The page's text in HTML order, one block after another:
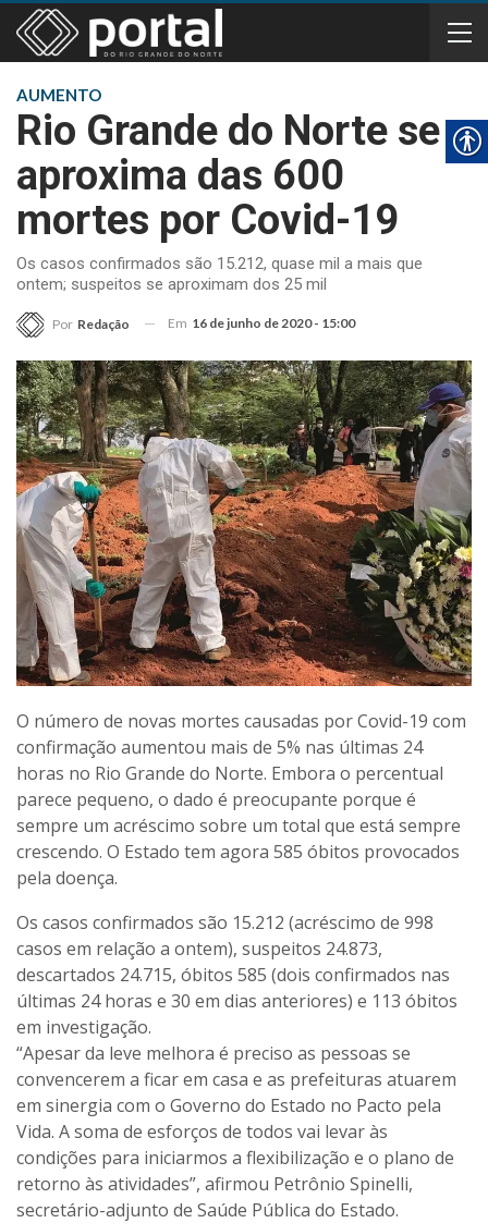
AUMENTO
Rio Grande do Norte se
aproxima das 600
mortes por Covid-19
Os casos confirmados são 15.212, quase mil a mais que
ontem; suspeitos se aproximam dos 25 mil
Por Redação Em 16 de junho de 2020 - 15:00
O número de novas mortes causadas por Covid-19 com
confirmação aumentou mais de 5% nas últimas 24
horas no Rio Grande do Norte. Embora o percentual
parece pequeno, o dado é preocupante porque é
sempre um acréscimo sobre um total que está sempre
crescendo. O Estado tem agora 585 óbitos provocados
pela doença.
Os casos confirmados são 15.212 (acréscimo de 998
casos em relação a ontem), suspeitos 24.873,
descartados 24.715, óbitos 585 (dois confirmados nas
últimas 24 horas e 30 em dias anteriores) e 113 óbitos
em investigação.
“Apesar da leve melhora é preciso as pessoas se
convencerem a ficar em casa e as prefeituras atuarem
em sinergia com o Governo do Estado no Pacto pela
Vida. A soma de esforços de todos vai levar às
condições para iniciarmos a flexibilização e o plano de
retorno às atividades”, afirmou Petrônio Spinelli,
secretário-adjunto de Saúde Pública do Estado.